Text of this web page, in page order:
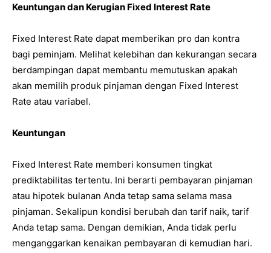
Keuntungan dan Kerugian Fixed Interest Rate
Fixed Interest Rate dapat memberikan pro dan kontra
bagi peminjam. Melihat kelebihan dan kekurangan secara
berdampingan dapat membantu memutuskan apakah
akan memilih produk pinjaman dengan Fixed Interest
Rate atau variabel.
Keuntungan
Fixed Interest Rate memberi konsumen tingkat
prediktabilitas tertentu. Ini berarti pembayaran pinjaman
atau hipotek bulanan Anda tetap sama selama masa
pinjaman. Sekalipun kondisi berubah dan tarif naik, tarif
Anda tetap sama. Dengan demikian, Anda tidak perlu
menganggarkan kenaikan pembayaran di kemudian hari.